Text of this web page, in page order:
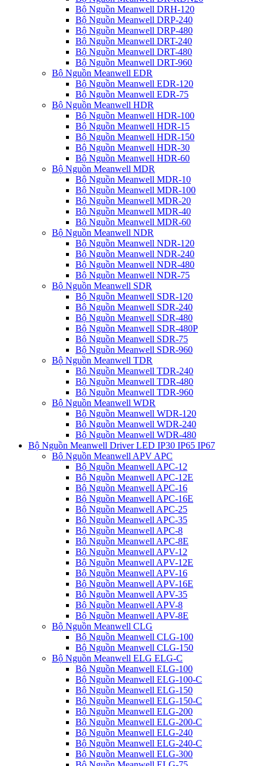
Bộ Nguồn Meanwell DRH-120
Bộ Nguồn Meanwell DRP-240
Bộ Nguồn Meanwell DRP-480
Bộ Nguồn Meanwell DRT-240
Bộ Nguồn Meanwell DRT-480
Bộ Nguồn Meanwell DRT-960
Bộ Nguồn Meanwell EDR
Bộ Nguồn Meanwell EDR-120
Bộ Nguồn Meanwell EDR-75
Bộ Nguồn Meanwell HDR
Bộ Nguồn Meanwell HDR-100
Bộ Nguồn Meanwell HDR-15
Bộ Nguồn Meanwell HDR-150
Bộ Nguồn Meanwell HDR-30
Bộ Nguồn Meanwell HDR-60
Bộ Nguồn Meanwell MDR
Bộ Nguồn Meanwell MDR-10
Bộ Nguồn Meanwell MDR-100
Bộ Nguồn Meanwell MDR-20
Bộ Nguồn Meanwell MDR-40
Bộ Nguồn Meanwell MDR-60
Bộ Nguồn Meanwell NDR
Bộ Nguồn Meanwell NDR-120
Bộ Nguồn Meanwell NDR-240
Bộ Nguồn Meanwell NDR-480
Bộ Nguồn Meanwell NDR-75
Bộ Nguồn Meanwell SDR
Bộ Nguồn Meanwell SDR-120
Bộ Nguồn Meanwell SDR-240
Bộ Nguồn Meanwell SDR-480
Bộ Nguồn Meanwell SDR-480P
Bộ Nguồn Meanwell SDR-75
Bộ Nguồn Meanwell SDR-960
Bộ Nguồn Meanwell TDR
Bộ Nguồn Meanwell TDR-240
Bộ Nguồn Meanwell TDR-480
Bộ Nguồn Meanwell TDR-960
Bộ Nguồn Meanwell WDR
Bộ Nguồn Meanwell WDR-120
Bộ Nguồn Meanwell WDR-240
Bộ Nguồn Meanwell WDR-480
Bộ Nguồn Meanwell Driver LED IP30 IP65 IP67
Bộ Nguồn Meanwell APV APC
Bộ Nguồn Meanwell APC-12
Bộ Nguồn Meanwell APC-12E
Bộ Nguồn Meanwell APC-16
Bộ Nguồn Meanwell APC-16E
Bộ Nguồn Meanwell APC-25
Bộ Nguồn Meanwell APC-35
Bộ Nguồn Meanwell APC-8
Bộ Nguồn Meanwell APC-8E
Bộ Nguồn Meanwell APV-12
Bộ Nguồn Meanwell APV-12E
Bộ Nguồn Meanwell APV-16
Bộ Nguồn Meanwell APV-16E
Bộ Nguồn Meanwell APV-35
Bộ Nguồn Meanwell APV-8
Bộ Nguồn Meanwell APV-8E
Bộ Nguồn Meanwell CLG
Bộ Nguồn Meanwell CLG-100
Bộ Nguồn Meanwell CLG-150
Bộ Nguồn Meanwell ELG ELG-C
Bộ Nguồn Meanwell ELG-100
Bộ Nguồn Meanwell ELG-100-C
Bộ Nguồn Meanwell ELG-150
Bộ Nguồn Meanwell ELG-150-C
Bộ Nguồn Meanwell ELG-200
Bộ Nguồn Meanwell ELG-200-C
Bộ Nguồn Meanwell ELG-240
Bộ Nguồn Meanwell ELG-240-C
Bộ Nguồn Meanwell ELG-300